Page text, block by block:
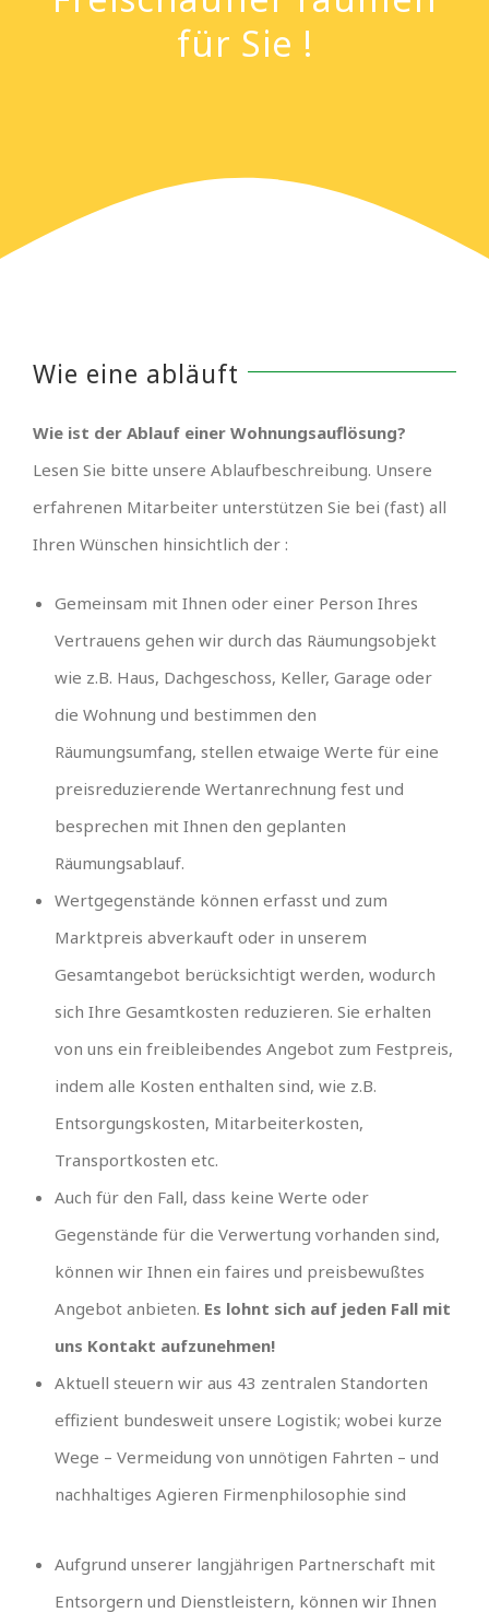
für Sie !
Wie eine abläuft
Wie ist der Ablauf einer Wohnungsauflösung?
Lesen Sie bitte unsere Ablaufbeschreibung. Unsere
erfahrenen Mitarbeiter unterstützen Sie bei (fast) all
Ihren Wünschen hinsichtlich der :
Gemeinsam mit Ihnen oder einer Person Ihres
Vertrauens gehen wir durch das Räumungsobjekt
wie z.B. Haus, Dachgeschoss, Keller, Garage oder
die Wohnung und bestimmen den
Räumungsumfang, stellen etwaige Werte für eine
preisreduzierende Wertanrechnung fest und
besprechen mit Ihnen den geplanten
Räumungsablauf.
Wertgegenstände können erfasst und zum
Marktpreis abverkauft oder in unserem
Gesamtangebot berücksichtigt werden, wodurch
sich Ihre Gesamtkosten reduzieren. Sie erhalten
von uns ein freibleibendes Angebot zum Festpreis,
indem alle Kosten enthalten sind, wie z.B.
Entsorgungskosten, Mitarbeiterkosten,
Transportkosten etc.
Auch für den Fall, dass keine Werte oder
Gegenstände für die Verwertung vorhanden sind,
können wir Ihnen ein faires und preisbewußtes
Angebot anbieten. Es lohnt sich auf jeden Fall mit
uns Kontakt aufzunehmen!
Aktuell steuern wir aus 43 zentralen Standorten
effizient bundesweit unsere Logistik; wobei kurze
Wege – Vermeidung von unnötigen Fahrten – und
nachhaltiges Agieren Firmenphilosophie sind
Aufgrund unserer langjährigen Partnerschaft mit
Entsorgern und Dienstleistern, können wir Ihnen